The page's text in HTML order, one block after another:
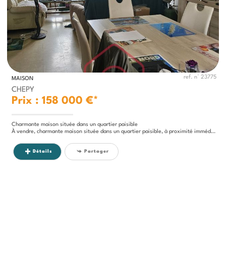
MAISON ref. n° 23775
CHEPY
Prix : 158 000 €*
Charmante maison située dans un quartier paisible
À vendre, charmante maison située dans un quartier paisible, à proximité immédiate de Friville-Escarbotin,...
Détails Partager